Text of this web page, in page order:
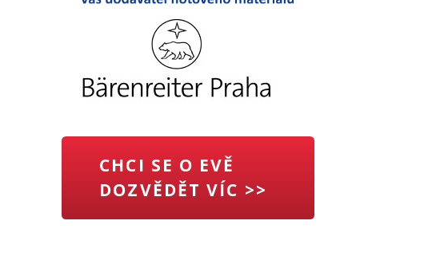
CHCI SE O EVĚ
DOZVĚDĚT VÍC >>